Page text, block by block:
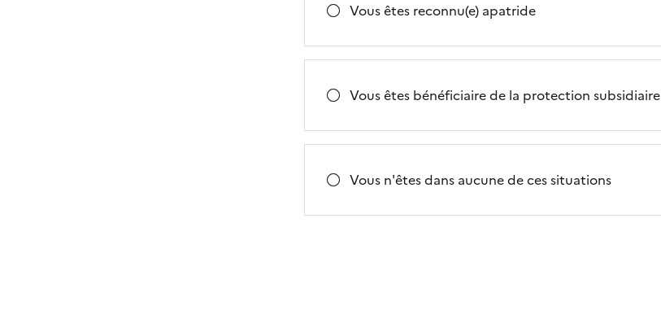
Vous êtes reconnu(e) apatride
Vous êtes bénéficiaire de la protection subsidiaire
Vous n'êtes dans aucune de ces situations